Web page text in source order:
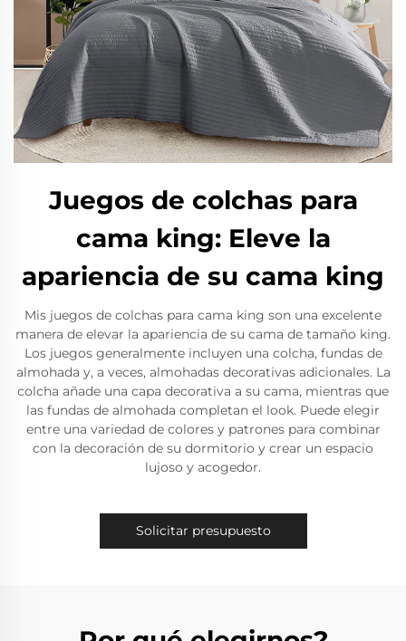
Juegos de colchas para
cama king: Eleve la
apariencia de su cama king
Mis juegos de colchas para cama king son una excelente
manera de elevar la apariencia de su cama de tamaño king.
Los juegos generalmente incluyen una colcha, fundas de
almohada y, a veces, almohadas decorativas adicionales. La
colcha añade una capa decorativa a su cama, mientras que
las fundas de almohada completan el look. Puede elegir
entre una variedad de colores y patrones para combinar
con la decoración de su dormitorio y crear un espacio
lujoso y acogedor.
Solicitar presupuesto